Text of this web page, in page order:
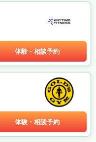
体験・相談予約
体験・相談予約